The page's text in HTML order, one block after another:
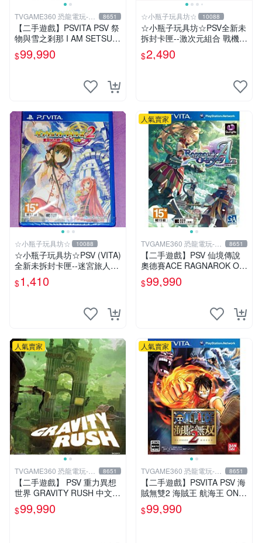
TVGAME360 恐龍電玩-台
中店
8651
【二手遊戲】PSVITA PSV 祭
物與雪之剎那 I AM SETSUN
日文版【台中恐龍電玩】
$99,990
☆小瓶子玩具坊☆ 10088
☆小瓶子玩具坊☆PSV全新未
拆封卡匣--激次元組合 戰機少
女 VS 殭屍軍團 限定版 (日
版)+特典--CD
$2,490
☆小瓶子玩具坊☆ 10088
☆小瓶子玩具坊☆PSV (VITA)
全新未拆封卡匣--迷宮旅人2
王立圖書館與魔物封印
$1,410
人氣賣家
TVGAME360 恐龍電玩-台
中店
8651
【二手遊戲】PSV 仙境傳說
奧德賽ACE RAGNAROK OD
YSSEY ACE 中文版【台中恐
龍電玩】
$99,990
人氣賣家
TVGAME360 恐龍電玩-台
中店
8651
【二手遊戲】 PSV 重力異想
世界 GRAVITY RUSH 中文版
【台中恐龍電玩】
$99,990
人氣賣家
TVGAME360 恐龍電玩-台
中店
8651
【二手遊戲】PSVITA PSV 海
賊無雙2 海賊王 航海王 ONE
PIECE 2 II 中文版 【台中恐
龍電玩】
$99,990